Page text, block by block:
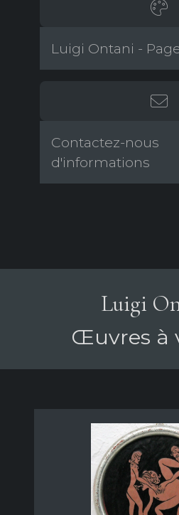
Luigi Ontani -
Contactez-
d'informations
Luigi
Œuvres à